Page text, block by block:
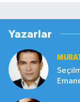
Yazarlar